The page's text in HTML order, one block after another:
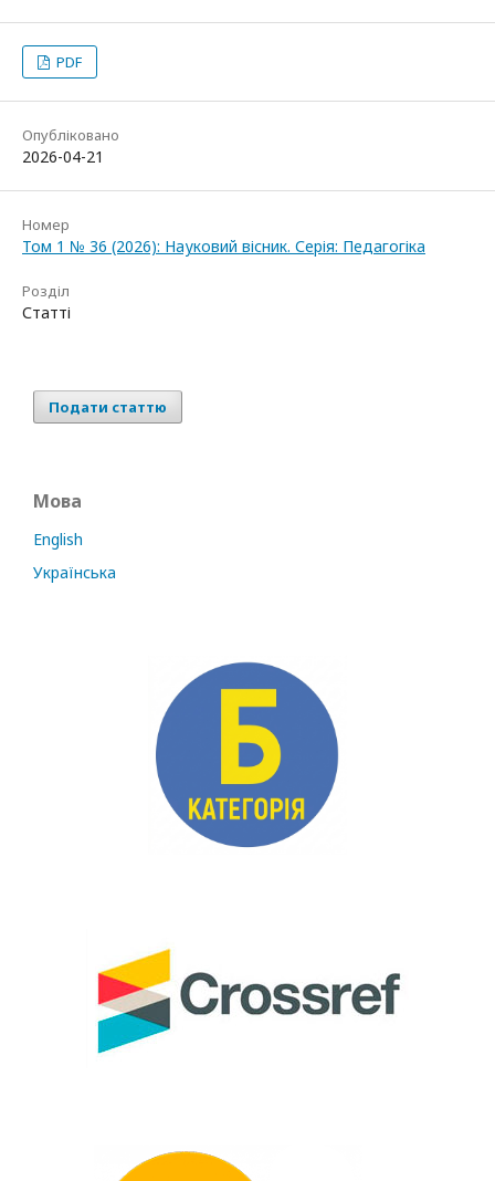
PDF
Опубліковано
2026-04-21
Номер
Том 1 № 36 (2026): Науковий вісник. Серія: Педагогіка
Розділ
Статті
Подати статтю
Мова
English
Українська